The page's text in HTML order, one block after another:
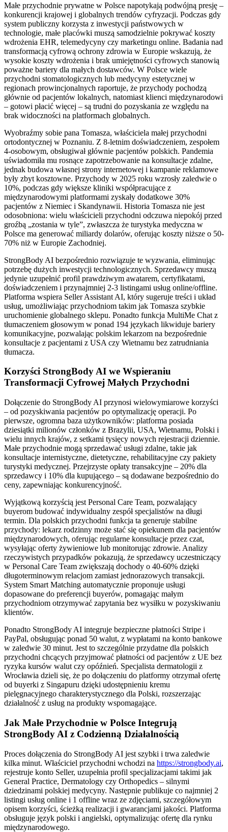
Małe przychodnie prywatne w Polsce napotykają podwójną presję –
konkurencji krajowej i globalnych trendów cyfryzacji. Podczas gdy
system publiczny korzysta z inwestycji państwowych w
technologie, małe placówki muszą samodzielnie pokrywać koszty
wdrożenia EHR, telemedycyny czy marketingu online. Badania nad
transformacją cyfrową ochrony zdrowia w Europie wskazują, że
wysokie koszty wdrożenia i brak umiejętności cyfrowych stanowią
poważne bariery dla małych dostawców. W Polsce wiele
przychodni stomatologicznych lub medycyny estetycznej w
regionach prowincjonalnych raportuje, że przychody pochodzą
głównie od pacjentów lokalnych, natomiast klienci międzynarodowi
– gotowi płacić więcej – są trudni do pozyskania ze względu na
brak widoczności na platformach globalnych.
Wyobraźmy sobie pana Tomasza, właściciela małej przychodni
ortodontycznej w Poznaniu. Z 8-letnim doświadczeniem, zespołem
4-osobowym, obsługiwał głównie pacjentów polskich. Pandemia
uświadomiła mu rosnące zapotrzebowanie na konsultacje zdalne,
jednak budowa własnej strony internetowej i kampanie reklamowe
były zbyt kosztowne. Przychody w 2025 roku wzrosły zaledwie o
10%, podczas gdy większe kliniki współpracujące z
międzynarodowymi platformami zyskały dodatkowe 30%
pacjentów z Niemiec i Skandynawii. Historia Tomasza nie jest
odosobniona: wielu właścicieli przychodni odczuwa niepokój przed
groźbą „zostania w tyle”, zwłaszcza że turystyka medyczna w
Polsce ma generować miliardy dolarów, oferując koszty niższe o 50-
70% niż w Europie Zachodniej.
StrongBody AI bezpośrednio rozwiązuje te wyzwania, eliminując
potrzebę dużych inwestycji technologicznych. Sprzedawcy muszą
jedynie uzupełnić profil prawdziwym awatarem, certyfikatami,
doświadczeniem i przynajmniej 2-3 listingami usług online/offline.
Platforma wspiera Seller Assistant AI, który sugeruje treści i układ
usług, umożliwiając przychodniom takim jak Tomasza szybkie
uruchomienie globalnego sklepu. Ponadto funkcja MultiMe Chat z
tłumaczeniem głosowym w ponad 194 językach likwiduje bariery
komunikacyjne, pozwalając polskim lekarzom na bezpośrednie
konsultacje z pacjentami z USA czy Wietnamu bez zatrudniania
tłumacza.
Korzyści StrongBody AI we Wspieraniu
Transformacji Cyfrowej Małych Przychodni
Dołączenie do StrongBody AI przynosi wielowymiarowe korzyści
– od pozyskiwania pacjentów po optymalizację operacji. Po
pierwsze, ogromna baza użytkowników: platforma posiada
dziesiątki milionów członków z Brazylii, USA, Wietnamu, Polski i
wielu innych krajów, z setkami tysięcy nowych rejestracji dziennie.
Małe przychodnie mogą sprzedawać usługi zdalne, takie jak
konsultacje internistyczne, dietetyczne, rehabilitacyjne czy pakiety
turystyki medycznej. Przejrzyste opłaty transakcyjne – 20% dla
sprzedawcy i 10% dla kupującego – są dodawane bezpośrednio do
ceny, zapewniając konkurencyjność.
Wyjątkową korzyścią jest Personal Care Team, pozwalający
buyerom budować indywidualny zespół specjalistów na długi
termin. Dla polskich przychodni funkcja ta generuje stabilne
przychody: lekarz rodzinny może stać się opiekunem dla pacjentów
międzynarodowych, oferując regularne konsultacje przez czat,
wysyłając oferty żywieniowe lub monitorując zdrowie. Analizy
rzeczywistych przypadków pokazują, że sprzedawcy uczestniczący
w Personal Care Team zwiększają dochody o 40-60% dzięki
długoterminowym relacjom zamiast jednorazowych transakcji.
System Smart Matching automatycznie proponuje usługi
dopasowane do preferencji buyerów, pomagając małym
przychodniom otrzymywać zapytania bez wysiłku w pozyskiwaniu
klientów.
Ponadto StrongBody AI integruje bezpieczne płatności Stripe i
PayPal, obsługując ponad 50 walut, z wypłatami na konto bankowe
w zaledwie 30 minut. Jest to szczególnie przydatne dla polskich
przychodni chcących przyjmować płatności od pacjentów z UE bez
ryzyka kursów walut czy opóźnień. Specjalista dermatologii z
Wrocławia dzieli się, że po dołączeniu do platformy otrzymał ofertę
od buyerki z Singapuru dzięki udostępnieniu kremu
pielęgnacyjnego charakterystycznego dla Polski, rozszerzając
działalność z usług na produkty wspomagające.
Jak Małe Przychodnie w Polsce Integrują
StrongBody AI z Codzienną Działalnością
Proces dołączenia do StrongBody AI jest szybki i trwa zaledwie
kilka minut. Właściciel przychodni wchodzi na https://strongbody.ai,
rejestruje konto Seller, uzupełnia profil specjalizacjami takimi jak
General Practice, Dermatology czy Orthopedics – silnymi
dziedzinami polskiej medycyny. Następnie publikuje co najmniej 2
listingi usług online i 1 offline wraz ze zdjęciami, szczegółowym
opisem korzyści, ścieżką realizacji i gwarancjami jakości. Platforma
obsługuje język polski i angielski, optymalizując ofertę dla rynku
międzynarodowego.